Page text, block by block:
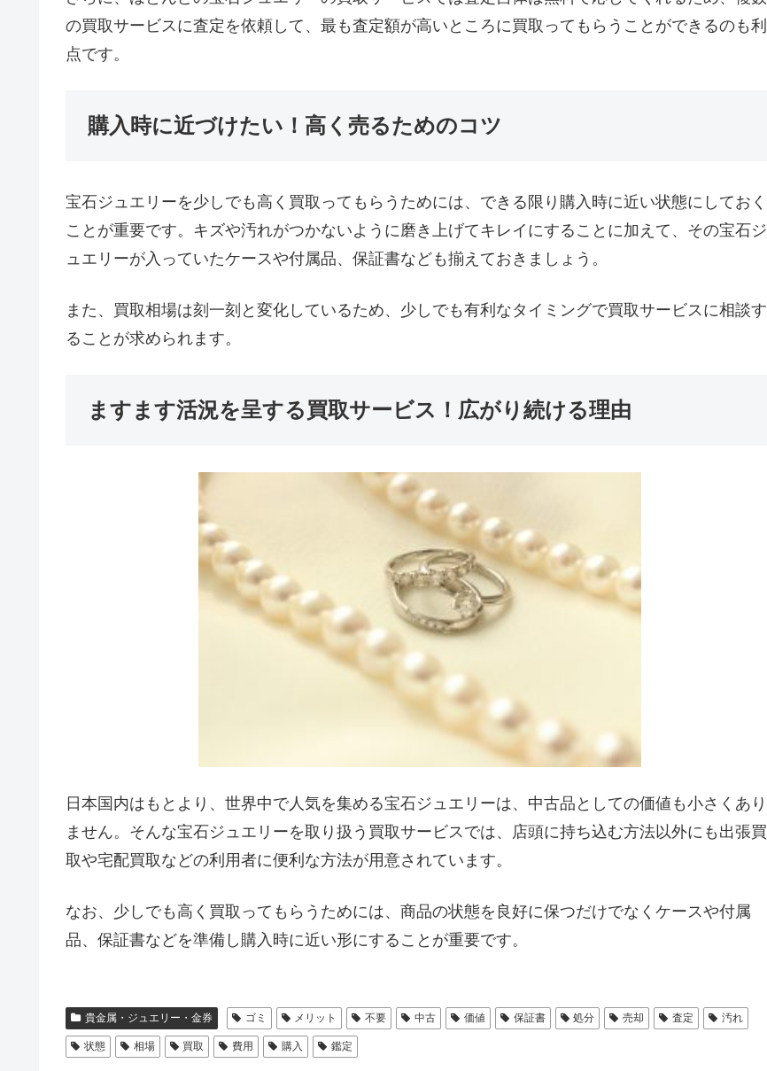
の買取サービスに査定を依頼して、最も査定額が高いところに買取ってもらうことができるのも利
点です。
購入時に近づけたい！高く売るためのコツ
宝石ジュエリーを少しでも高く買取ってもらうためには、できる限り購入時に近い状態にしておく
ことが重要です。キズや汚れがつかないように磨き上げてキレイにすることに加えて、その宝石ジ
ュエリーが入っていたケースや付属品、保証書なども揃えておきましょう。
また、買取相場は刻一刻と変化しているため、少しでも有利なタイミングで買取サービスに相談す
ることが求められます。
ますます活況を呈する買取サービス！広がり続ける理由
日本国内はもとより、世界中で人気を集める宝石ジュエリーは、中古品としての価値も小さくあり
ません。そんな宝石ジュエリーを取り扱う買取サービスでは、店頭に持ち込む方法以外にも出張買
取や宅配買取などの利用者に便利な方法が用意されています。
なお、少しでも高く買取ってもらうためには、商品の状態を良好に保つだけでなくケースや付属
品、保証書などを準備し購入時に近い形にすることが重要です。
貴金属・ジュエリー・金券 ゴミ メリット 不要 中古 価値 保証書 処分 売却 査定 汚れ
状態 相場 買取 費用 購入 鑑定